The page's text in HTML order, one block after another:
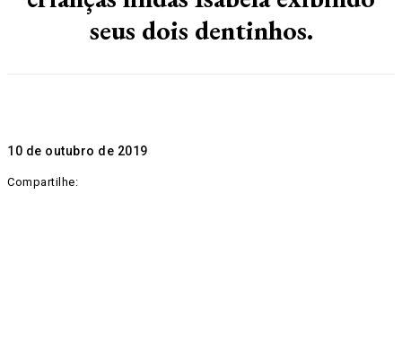
seus dois dentinhos.
10 de outubro de 2019
Compartilhe: